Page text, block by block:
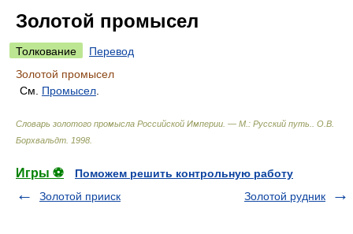
Золотой промысел
Толкование
Перевод
Золотой промысел
См. Промысел
Словарь золотого промысла Российской Империи. — М.: Русский путь.
О.В.
Борхвальдт 1998
Игры ⚽
Поможем решить контрольную работу
Золотой прииск
Золотой рудник